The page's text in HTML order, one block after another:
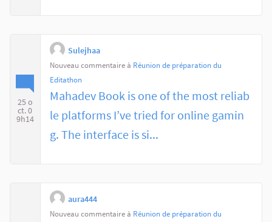
25 o
ct. 0
9h14
Sulejhaa
Nouveau commentaire à Réunion de préparation du
Editathon
Mahadev Book is one of the most reliab
le platforms I’ve tried for online gamin
g. The interface is si...
aura444
Nouveau commentaire à Réunion de préparation du